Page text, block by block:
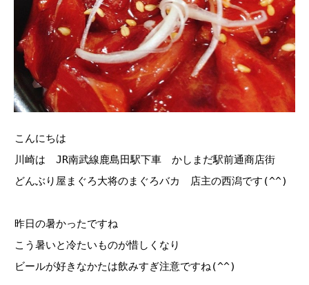
こんにちは
川崎は JR南武線鹿島田駅下車 かしまだ駅前通商店街
どんぶり屋まぐろ大将のまぐろバカ 店主の西潟です(^^)
昨日の暑かったですね
こう暑いと冷たいものが惜しくなり
ビールが好きなかたは飲みすぎ注意ですね(^^)